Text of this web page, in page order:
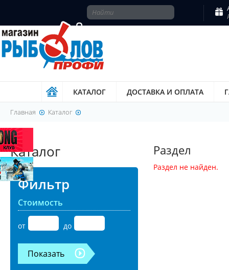
КАТАЛОГ ДОСТАВКА И ОПЛАТА
Главная Каталог
Каталог
Фильтр
Стоимость
от до
Раздел
Раздел не найден.